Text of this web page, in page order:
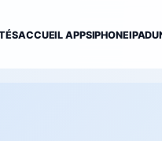
ACCUEIL APPSIPHONEIPAD